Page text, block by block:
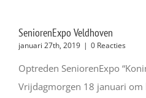
SeniorenExpo Veldhoven
januari 27th, 2019 | 0 Reacties
Optreden SeniorenExpo
Vrijdagmorgen 18 januari